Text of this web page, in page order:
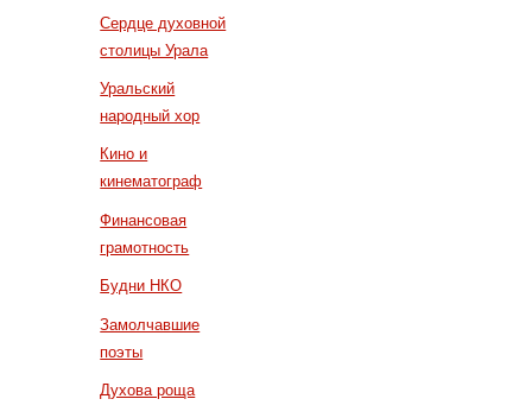
Сердце духовной
столицы Урала
Уральский
народный хор
Кино и
кинематограф
Финансовая
грамотность
Будни НКО
Замолчавшие
поэты
Духова роща